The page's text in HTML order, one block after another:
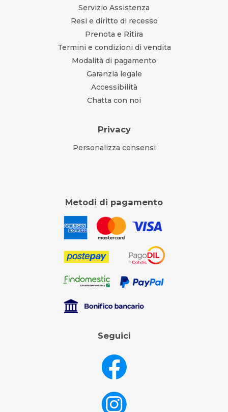
Servizio Assistenza
Resi e diritto di recesso
Prenota e Ritira
Termini e condizioni di vendita
Modalità di pagamento
Garanzia legale
Accessibilità
Chatta con noi
Privacy
Personalizza consensi
Metodi di pagamento
Seguici